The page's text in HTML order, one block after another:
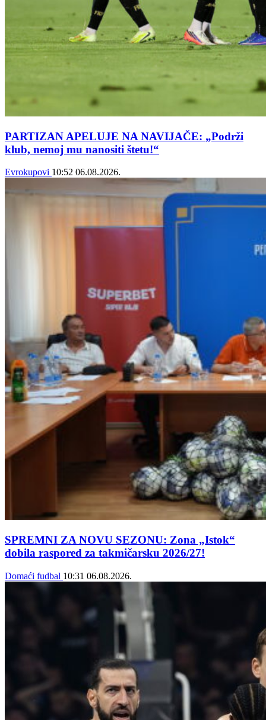
PARTIZAN APELUJE NA NAVIJAČE: „Podrži
klub, nemoj mu nanositi štetu!“
Evrokupovi 10:52 06.08.2026.
SPREMNI ZA NOVU SEZONU: Zona „Istok“
dobila raspored za takmičarsku 2026/27!
Domaći fudbal 10:31 06.08.2026.